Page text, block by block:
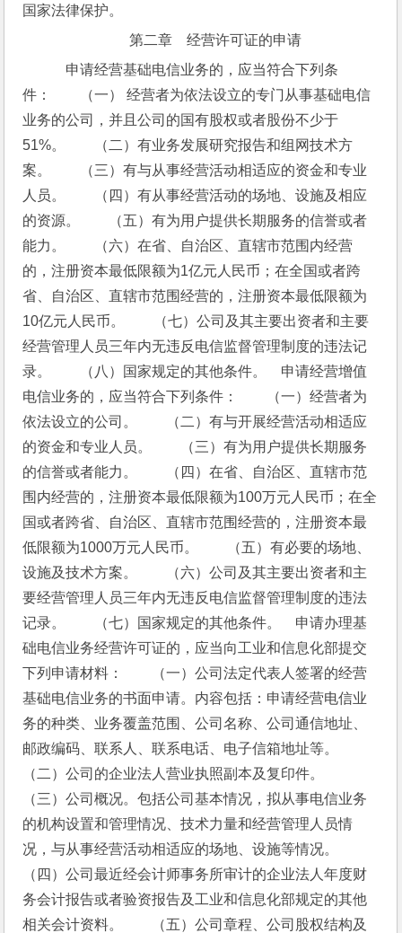
国家法律保护。
第二章　经营许可证的申请
申请经营基础电信业务的，应当符合下列条
件：　　（一） 经营者为依法设立的专门从事基础电信
业务的公司，并且公司的国有股权或者股份不少于
51%。　　（二）有业务发展研究报告和组网技术方
案。　　（三）有与从事经营活动相适应的资金和专业
人员。　　（四）有从事经营活动的场地、设施及相应
的资源。　　（五）有为用户提供长期服务的信誉或者
能力。　　（六）在省、自治区、直辖市范围内经营
的，注册资本最低限额为1亿元人民币；在全国或者跨
省、自治区、直辖市范围经营的，注册资本最低限额为
10亿元人民币。　　（七）公司及其主要出资者和主要
经营管理人员三年内无违反电信监督管理制度的违法记
录。　　（八）国家规定的其他条件。　申请经营增值
电信业务的，应当符合下列条件：　　（一）经营者为
依法设立的公司。　　（二）有与开展经营活动相适应
的资金和专业人员。　　（三）有为用户提供长期服务
的信誉或者能力。　　（四）在省、自治区、直辖市范
围内经营的，注册资本最低限额为100万元人民币；在全
国或者跨省、自治区、直辖市范围经营的，注册资本最
低限额为1000万元人民币。　　（五）有必要的场地、
设施及技术方案。　　（六）公司及其主要出资者和主
要经营管理人员三年内无违反电信监督管理制度的违法
记录。　　（七）国家规定的其他条件。　申请办理基
础电信业务经营许可证的，应当向工业和信息化部提交
下列申请材料：　　（一）公司法定代表人签署的经营
基础电信业务的书面申请。内容包括：申请经营电信业
务的种类、业务覆盖范围、公司名称、公司通信地址、
邮政编码、联系人、联系电话、电子信箱地址等。
（二）公司的企业法人营业执照副本及复印件。
（三）公司概况。包括公司基本情况，拟从事电信业务
的机构设置和管理情况、技术力量和经营管理人员情
况，与从事经营活动相适应的场地、设施等情况。
（四）公司最近经会计师事务所审计的企业法人年度财
务会计报告或者验资报告及工业和信息化部规定的其他
相关会计资料。　　（五）公司章程、公司股权结构及